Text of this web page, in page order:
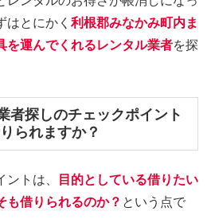
はとにかく 利根郡みなかみ町内ま
を運んでくれるレンタル業者を探
者探しのチェックポイント
られますか？
トは、
目的としている借りたい
も借りられるのか？ という点で